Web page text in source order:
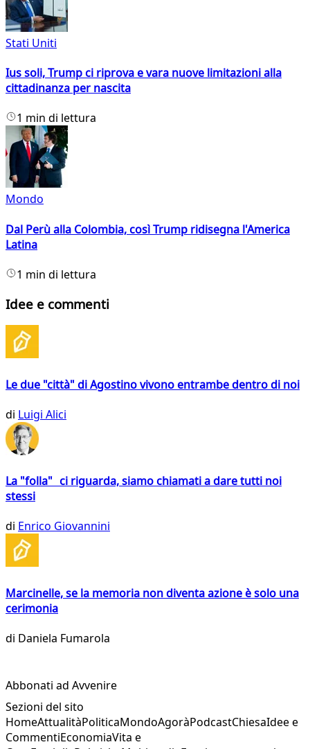
Stati Uniti
Ius soli, Trump ci riprova e vara nuove limitazioni alla
cittadinanza per nascita
1 min di lettura
Mondo
Dal Perù alla Colombia, così Trump ridisegna l'America
Latina
1 min di lettura
Idee e commenti
Le due "città" di Agostino vivono entrambe dentro di noi
di Luigi Alici
La "folla" ci riguarda, siamo chiamati a dare tutti noi
stessi
di Enrico Giovannini
Marcinelle, se la memoria non diventa azione è solo una
cerimonia
di Daniela Fumarola
Abbonati ad Avvenire
Sezioni del sito
HomeAttualitàPoliticaMondoAgoràPodcastChiesaIdee e
CommentiEconomiaVita e